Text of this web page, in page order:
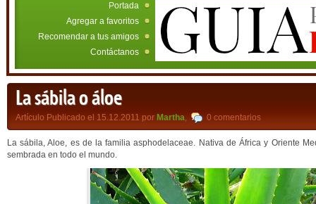
Portada
Agregar a favoritos
Recomendar a tus amigos
Contáctanos
La sábila o áloe
Artículo Publicado el 15.12.2011 por Martha, 0 comentarios
La sábila, Aloe, es de la familia asphodelaceae. Nativa de África y Oriente
sembrada en todo el mundo.